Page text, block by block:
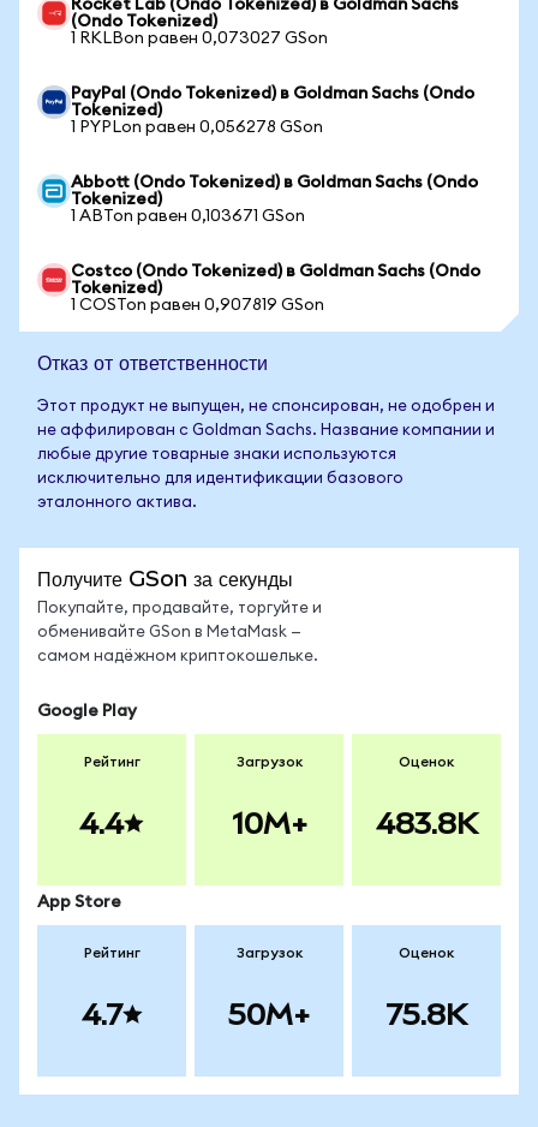
Rocket Lab (Ondo Tokenized) в Goldman Sachs
(Ondo Tokenized)
1 RKLBon равен 0,073027 GSon
PayPal (Ondo Tokenized) в Goldman Sachs (Ondo
Tokenized)
1 PYPLon равен 0,056278 GSon
Abbott (Ondo Tokenized) в Goldman Sachs (Ondo
Tokenized)
1 ABTon равен 0,103671 GSon
Costco (Ondo Tokenized) в Goldman Sachs (Ondo
Tokenized)
1 COSTon равен 0,907819 GSon
Отказ от ответственности
Этот продукт не выпущен, не спонсирован, не одобрен и
не аффилирован с Goldman Sachs. Название компании и
любые другие товарные знаки используются
исключительно для идентификации базового
эталонного актива.
Получите GSon за секунды
Покупайте, продавайте, торгуйте и
обменивайте GSon в MetaMask —
самом надёжном криптокошельке.
Google Play
Рейтинг
4.4
Загрузок
10M+
Оценок
483.8K
App Store
Рейтинг
4.7
Загрузок
50M+
Оценок
75.8K